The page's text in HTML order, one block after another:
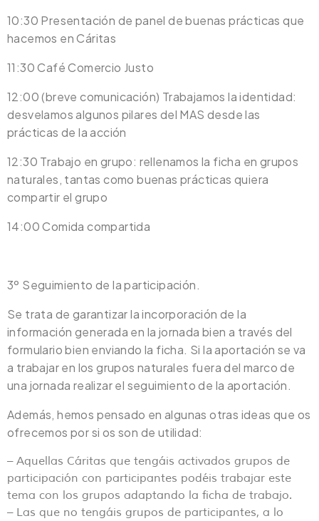
10:30 Presentación de panel de buenas prácticas que
hacemos en Cáritas
11:30 Café Comercio Justo
12:00 (breve comunicación) Trabajamos la identidad:
desvelamos algunos pilares del MAS desde las
prácticas de la acción
12:30 Trabajo en grupo: rellenamos la ficha en grupos
naturales, tantas como buenas prácticas quiera
compartir el grupo
14:00 Comida compartida
3º Seguimiento de la participación.
Se trata de garantizar la incorporación de la
información generada en la jornada bien a través del
formulario bien enviando la ficha. Si la aportación se va
a trabajar en los grupos naturales fuera del marco de
una jornada realizar el seguimiento de la aportación.
Además, hemos pensado en algunas otras ideas que os
ofrecemos por si os son de utilidad:
– Aquellas Cáritas que tengáis activados grupos de
participación con participantes podéis trabajar este
tema con los grupos adaptando la ficha de trabajo.
– Las que no tengáis grupos de participantes, a lo